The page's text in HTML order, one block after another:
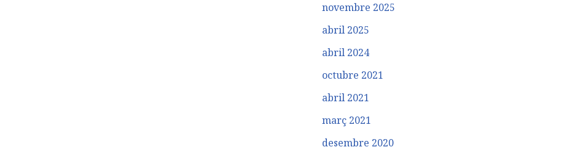
novembre 2025
abril 2025
abril 2024
octubre 2021
abril 2021
març 2021
desembre 2020